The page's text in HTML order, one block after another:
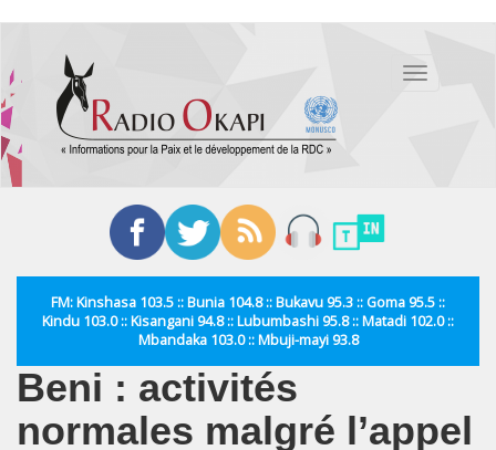
contenu
principal
Toggle
FM: Kinshasa 103.5 :: Bunia 104.8 :: Bukavu 95.3 :: Goma 95.5 ::
Kindu 103.0 :: Kisangani 94.8 :: Lubumbashi 95.8 :: Matadi 102.0 ::
Mbandaka 103.0 :: Mbuji-mayi 93.8
Beni : activités
normales malgré l’appel